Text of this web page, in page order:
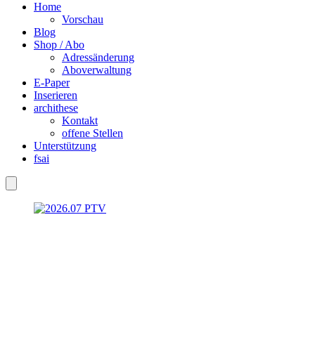
Home
Vorschau
Blog
Shop / Abo
Adressänderung
Aboverwaltung
E-Paper
Inserieren
archithese
Kontakt
offene Stellen
Unterstützung
fsai